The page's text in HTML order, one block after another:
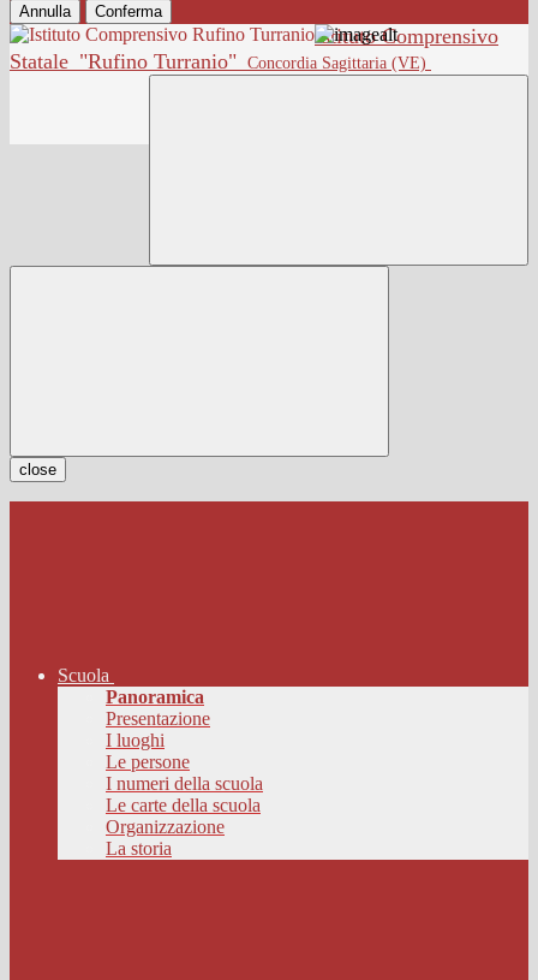
Annulla Conferma
Istituto Comprensivo
Statale "Rufino Turranio" Concordia Sagittaria (VE)
close
Scuola
Panoramica
Presentazione
I luoghi
Le persone
I numeri della scuola
Le carte della scuola
Organizzazione
La storia